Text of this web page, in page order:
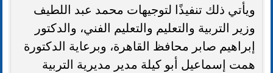
ويأتي ذلك تنفيذًا لتوجيهات محمد عبد اللطيف
وزير التربية والتعليم والتعليم الفني، والدكتور
إبراهيم صابر محافظ القاهرة، وبرعاية الدكتورة
همت إسماعيل أبو كيلة مدير مديرية التربية